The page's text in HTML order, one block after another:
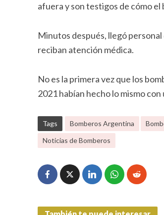
afuera y son testigos de cómo
Minutos después, llegó
reciban atención médica.
No es la primera vez que los
2021 habían hecho lo mismo
Tags Bomberos Argentina
Noticias de Bomberos